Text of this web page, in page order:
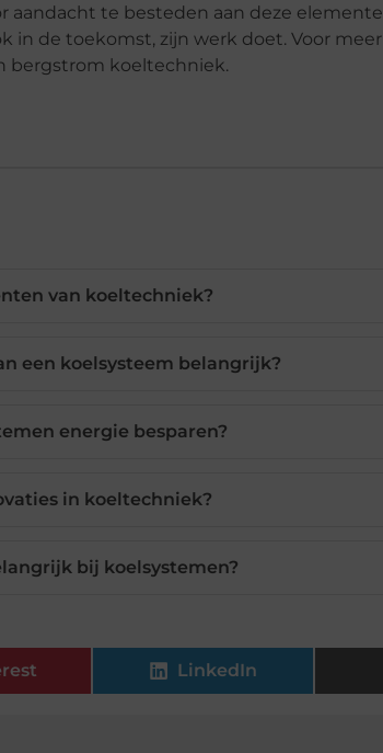
aandacht te besteden aan deze
in de toekomst, zijn werk doet. Voor
bergstrom koeltechniek.
van koeltechniek?
een koelsysteem belangrijk?
energie besparen?
in koeltechniek?
bij koelsystemen?
LinkedIn